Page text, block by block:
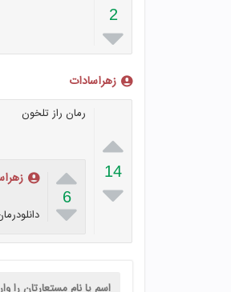
2

زهراسادات

14

رمان راز تلخون

6
